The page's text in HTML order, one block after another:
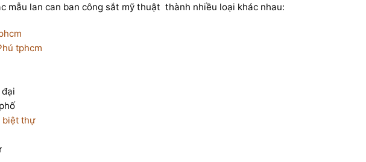
mẫu lan can ban công sắt mỹ thuật thành nhiều loại khác nhau:
tphcm
biệt thự